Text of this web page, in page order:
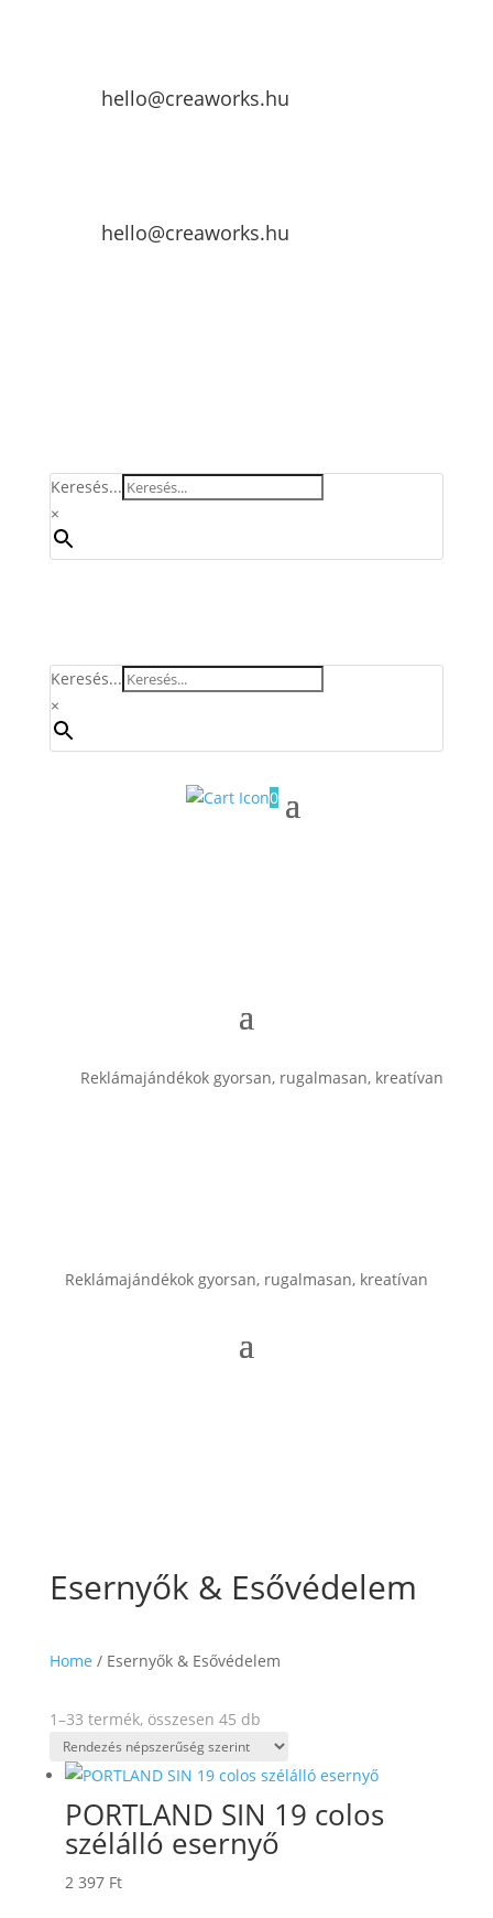
hello@creaworks.hu
hello@creaworks.hu
Keresés...
×
Keresés...
×
0
Reklámajándékok gyorsan, rugalmasan, kreatívan
Reklámajándékok gyorsan, rugalmasan, kreatívan
Esernyők & Esővédelem
Home / Esernyők & Esővédelem
1–33 termék, összesen 45 dbSorted
by
popularity
PORTLAND SIN 19 colos
szélálló esernyő
2 397 Ft